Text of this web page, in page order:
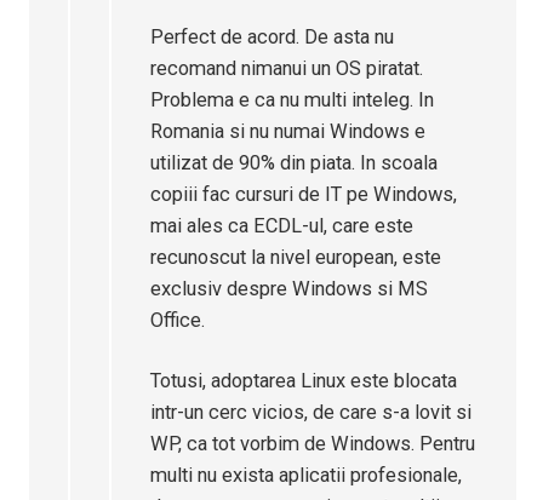
Perfect de acord. De asta nu
recomand nimanui un OS piratat.
Problema e ca nu multi inteleg. In
Romania si nu numai Windows e
utilizat de 90% din piata. In scoala
copiii fac cursuri de IT pe Windows,
mai ales ca ECDL-ul, care este
recunoscut la nivel european, este
exclusiv despre Windows si MS
Office.
Totusi, adoptarea Linux este blocata
intr-un cerc vicios, de care s-a lovit si
WP, ca tot vorbim de Windows. Pentru
multi nu exista aplicatii profesionale,